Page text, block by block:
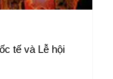
tế và Lễ hội